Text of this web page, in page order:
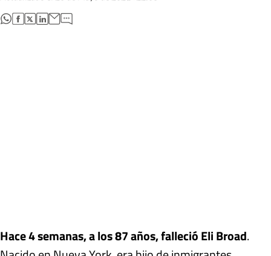
abre en nueva pestaña
abre en nueva pestaña
abre en nueva pestaña
abre en nueva pestaña
Hace 4 semanas, a los 87 años, falleció Eli Broad.